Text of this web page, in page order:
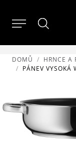
DOMŮ HRNCE A
PÁNEV